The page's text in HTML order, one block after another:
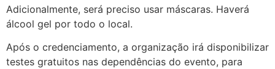
Adicionalmente, será preciso usar máscaras. Haverá
álcool gel por todo o local.
Após o credenciamento, a organização irá disponibilizar
testes gratuitos nas dependências do evento, para